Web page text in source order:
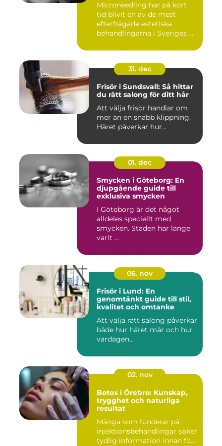
Microneedling har på kort
tid blivit en av de mest
efterfrågade estetiska
behandlingarna i Sveriges ...
31. dec
Frisör i Sundsvall: Så hittar
du rätt salong för ditt hår
Att välja frisör handlar om
mer än en snabb klippning.
Håret påverkar hur...
01. dec
Smycken i Göteborg: En
djupgående guide till
exklusiva smycken
I Göteborg är det något
alldeles speciellt med
smycken. Staden har länge
varit ...
06. nov
Frisör i Lund: En
genomtänkt guide till stil,
kvalitet och omtanke
Att välja rätt salong påverkar
både hur håret mår och hur
vardagen...
02. nov
Botox i Örebro: Kunskap,
trygghet och naturliga
resultat
Många som funderar på
injektionsbehandlingar söker
tydlig information innan fö...